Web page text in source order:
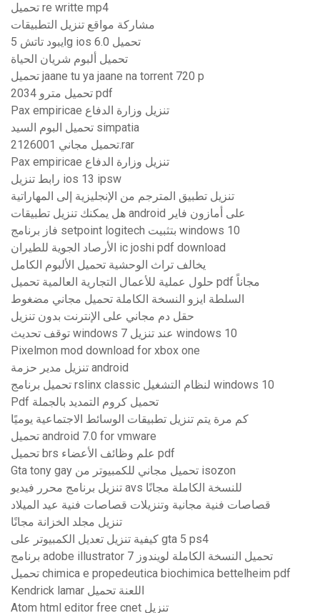
تحميل re writte mp4
مشاركة مواقع تنزيل التطبيقات
ايبود تاتش 5g ios 6.0 تحميل
تحميل ألبوم شريان الحياة
تحميل jaane tu ya jaane na torrent 720 p
تحميل مترو 2034 pdf
Pax empiricae تنزيل وزارة الدفاع
تحميل البوم السيد simpatia
تحميل مجاني 2126001.rar
Pax empiricae تنزيل وزارة الدفاع
رابط تنزيل ios 13 ipsw
تنزيل تطبيق المترجم من الإنجليزية إلى المهاراتية
هل يمكنك تنزيل تطبيقات android على أمازون فاير
فاز برنامج setpoint logitech بتثبيت windows 10
الأرصاد الجوية للطيران ic joshi pdf download
يخالف تراث الوحشية تحميل الألبوم الكامل
حلول عملية للأعمال التجارية العالمية تحميل pdf مجاناً
السلطة ايزو النسخة الكاملة تحميل مجاني مضغوط
حقل دم مجاني على الإنترنت بدون تنزيل
توقف تحديث windows 7 عند تنزيل windows 10
Pixelmon mod download for xbox one
تنزيل مدير حزمة android
تحميل برنامج rslinx classic لنظام التشغيل windows 10
Pdf تحميل كروم التمديد بالجملة
كم مرة يتم تنزيل تطبيقات الوسائط الاجتماعية يوميًا
تحميل android 7.0 for vmware
تحميل brs علم وظائف الأعضاء pdf
Gta tony gay تحميل مجاني للكمبيوتر من isozon
تنزيل برنامج محرر فيديو avs للنسخة الكاملة مجانًا
قصاصات فنية مجانية وتنزيلات قصاصات فنية عيد الميلاد
تنزيل مجلد الخزانة مجانًا
كيفية تنزيل تعديل الكمبيوتر على gta 5 ps4
برنامج adobe illustrator تحميل النسخة الكاملة لويندوز 7
تحميل chimica e propedeutica biochimica bettelheim pdf
Kendrick lamar اللعنة تحميل
Atom html editor free cnet تنزيل